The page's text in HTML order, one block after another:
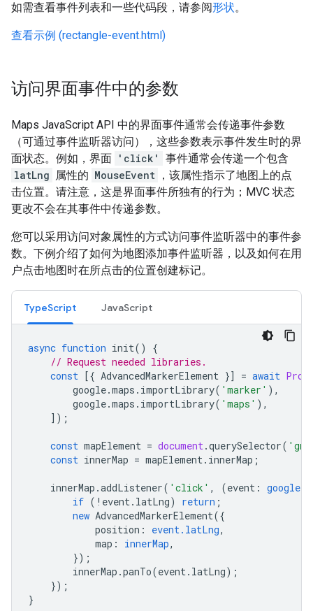
如需查看事件列表和一些代码段，请参阅形状。
查看示例 (rectangle-event.html)
访问界面事件中的参数
Maps JavaScript API 中的界面事件通常会传递事件参数
（可通过事件监听器访问），这些参数表示事件发生时的界
面状态。例如，界面 'click'
事件通常会传递一个包含
latLng 属性的 MouseEvent ，该属性指示了地图上的点
击位置。请注意，这是界面事件所独有的行为；MVC 状态
更改不会在其事件中传递参数。
您可以采用访问对象属性的方式访问事件监听器中的事件参
数。下例介绍了如何为地图添加事件监听器，以及如何在用
户点击地图时在所点击的位置创建标记。
TypeScript JavaScript
async function init()
{
// Request needed libraries.
const [{ AdvancedMarkerElement }] = await
google.maps . importLibrary( 'marker' ),
google.maps . importLibrary( 'maps' ),
]);
const mapElement = document.querySelector(
const innerMap = mapElement. innerMap ;
innerMap .addListener( 'click' , (event :
if ( ! event. latLng) return ;
new AdvancedMarkerElement({
position : event.latLng,
map : innerMap,
});
innerMap .panTo(event. latLng);
});
}